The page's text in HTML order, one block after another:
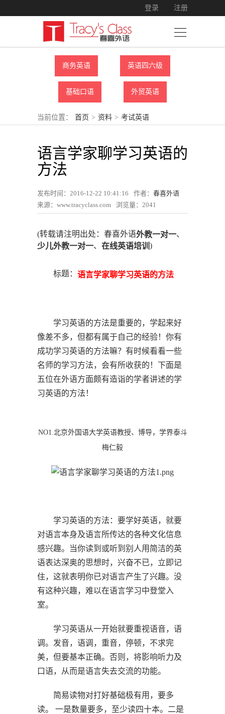
登录 注册
商务英语 英语四六级
基础口语 外贸英语
当前位置： 首页 > 资料 > 考试英语
语言学家聊学习英语的
方法
发布时间：2016-12-22 10:41:16 作者： 春喜外语
来源：www.tracyclass.com
浏览量： 2041
(转载请注明出处：春喜外语外教一对一、
少儿外教一对一、 在线英语培训 )
标题： 语言学家聊学习英语的方法
学习英语的方法是重要的，学起来好
像差不多，但都有属于自己的经验！你有
成功学习英语的方法嘛？有时候看看一些
名师的学习方法，会有所收获的！下面是
五位在外语方面颇有造诣的学者讲述的学
习英语的方法！
NO1.北京外国语大学英语教授、博导，学界泰斗
梅仁毅
学习英语的方法：要学好英语，就要
对语言本身及语言所传达的各种文化信息
感兴趣。当你读到或听到别人用简洁的英
语表达深奥的思想时，兴奋不已，立即记
住，这就表明你已对语言产生了兴趣。没
有这种兴趣，难以在语言学习中登堂入
室。
学习英语从一开始就要重视语音，语
调。发音，语调，重音，停顿，不求完
美，但要基本正确。否则，将影响听力及
口语，从而是语言失去交流的功能。
简易读物对打好基础极有用，要多
读。 一是数量要多，至少读四十本。二是